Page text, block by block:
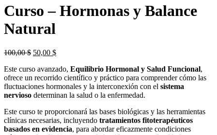
Curso – Hormonas y Balance
Natural
100,00$ El
original
era:
100,00 $.
50,00 $El
actual
es:
50,00 $.
Este curso avanzado, Equilibrio Hormonal y Salud Funcional,
ofrece un recorrido científico y práctico para comprender cómo las
fluctuaciones hormonales y la interconexión con el sistema
nervioso determinan la salud o la enfermedad.
Este curso te proporcionará las bases biológicas y las herramientas
clínicas necesarias, incluyendo tratamientos fitoterapéuticos
basados en evidencia, para abordar eficazmente condiciones